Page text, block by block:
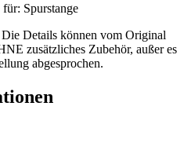
Spurstange
Details können vom Original
zusätzliches Zubehör, außer es
abgesprochen.